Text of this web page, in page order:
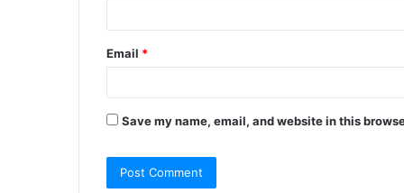
Email *
Save my name, email, and website in this